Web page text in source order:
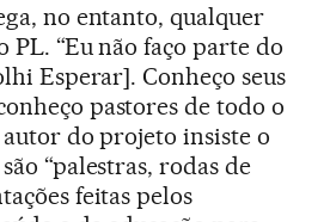
no entanto, qualquer
PL. “Eu não faço parte do
Esperar]. Conheço seus
pastores de todo o
do projeto insiste o
“palestras, rodas de
feitas pelos